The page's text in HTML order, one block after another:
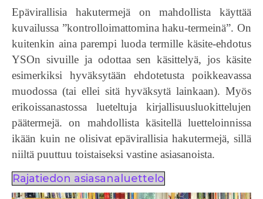
Epävirallisia hakutermejä on mahdollista käyttää
kuvailussa ”kontrolloimattomina haku-termeinä”. On
kuitenkin aina parempi luoda termille käsite-ehdotus
YSOn sivuille ja odottaa sen käsittelyä, jos käsite
esimerkiksi hyväksytään ehdotetusta poikkeavassa
muodossa (tai ellei sitä hyväksytä lainkaan). Myös
erikoissanastossa lueteltuja kirjallisuusluokittelujen
päätermejä. on mahdollista käsitellä luetteloinnissa
ikään kuin ne olisivat epävirallisia hakutermejä, sillä
niiltä puuttuu toistaiseksi vastine asiasanoista.
Rajatiedon asiasanaluettelo